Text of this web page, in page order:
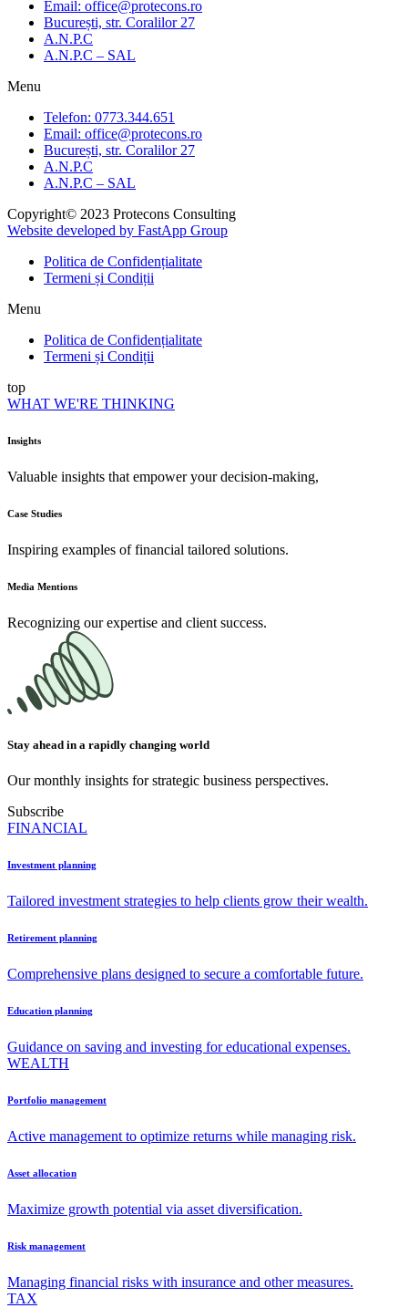
Email: office@protecons.ro
București, str. Coralilor 27
A.N.P.C
A.N.P.C – SAL
Menu
Telefon: 0773.344.651
Email: office@protecons.ro
București, str. Coralilor 27
A.N.P.C
A.N.P.C – SAL
Copyright© 2023 Protecons Consulting
Website developed by FastApp Group
Politica de Confidențialitate
Termeni și Condiții
Menu
Politica de Confidențialitate
Termeni și Condiții
top
WHAT WE'RE THINKING
Insights
Valuable insights that empower your decision-making,
Case Studies
Inspiring examples of financial tailored solutions.
Media Mentions
Recognizing our expertise and client success.
Stay ahead in a rapidly changing world
Our monthly insights for strategic business perspectives.
Subscribe
FINANCIAL
Investment planning
Tailored investment strategies to help clients grow their wealth.
Retirement planning
Comprehensive plans designed to secure a comfortable future.
Education planning
Guidance on saving and investing for educational expenses.
WEALTH
Portfolio management
Active management to optimize returns while managing risk.
Asset allocation
Maximize growth potential via asset diversification.
Risk management
Managing financial risks with insurance and other measures.
TAX